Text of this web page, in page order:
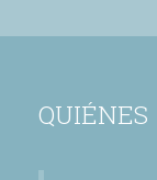
QUIÉNES